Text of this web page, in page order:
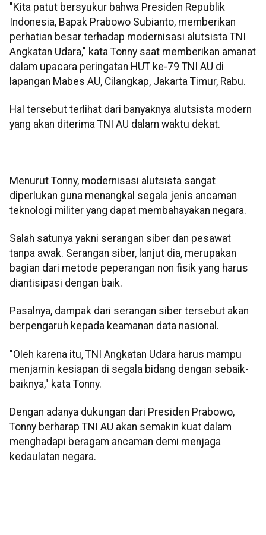
"Kita patut bersyukur bahwa Presiden Republik
Indonesia, Bapak Prabowo Subianto, memberikan
perhatian besar terhadap modernisasi alutsista TNI
Angkatan Udara," kata Tonny saat memberikan amanat
dalam upacara peringatan HUT ke-79 TNI AU di
lapangan Mabes AU, Cilangkap, Jakarta Timur, Rabu.
Hal tersebut terlihat dari banyaknya alutsista modern
yang akan diterima TNI AU dalam waktu dekat.
Menurut Tonny, modernisasi alutsista sangat
diperlukan guna menangkal segala jenis ancaman
teknologi militer yang dapat membahayakan negara.
Salah satunya yakni serangan siber dan pesawat
tanpa awak. Serangan siber, lanjut dia, merupakan
bagian dari metode peperangan non fisik yang harus
diantisipasi dengan baik.
Pasalnya, dampak dari serangan siber tersebut akan
berpengaruh kepada keamanan data nasional.
"Oleh karena itu, TNI Angkatan Udara harus mampu
menjamin kesiapan di segala bidang dengan sebaik-
baiknya," kata Tonny.
Dengan adanya dukungan dari Presiden Prabowo,
Tonny berharap TNI AU akan semakin kuat dalam
menghadapi beragam ancaman demi menjaga
kedaulatan negara.